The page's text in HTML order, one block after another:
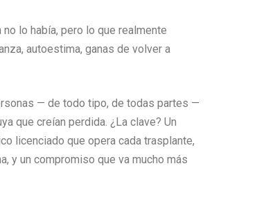
lo había, pero lo que realmente
autoestima, ganas de volver a
— de todo tipo, de todas partes —
que creían perdida. ¿La clave? Un
licenciado que opera cada trasplante,
y un compromiso que va mucho más